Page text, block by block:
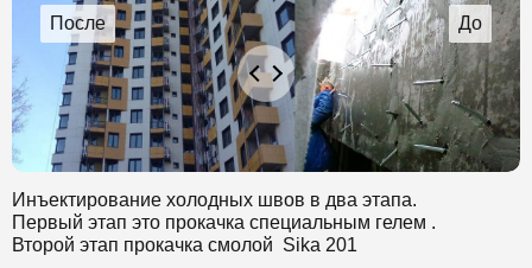
Объём холодных швов составил 900 м., все работы по
устранению протечек в деформационных швах были
проведены с использованием полиуретановой смолы с
гарантией на 2 года.
Мы предоставили заказчику качественно выполненную
работу, выполненную в кратчайшие сроки, которой
остались довольны.
Инъектирование холодных швов в два этапа.
Первый этап это прокачка специальным гелем .
Второй этап прокачка смолой Sika 201